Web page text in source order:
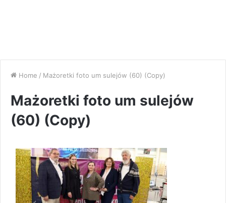
Home / Mażoretki foto um sulejów (60) (Copy)
Mażoretki foto um sulejów
(60) (Copy)